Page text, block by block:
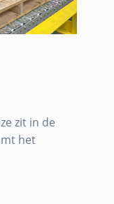
zit in de
het